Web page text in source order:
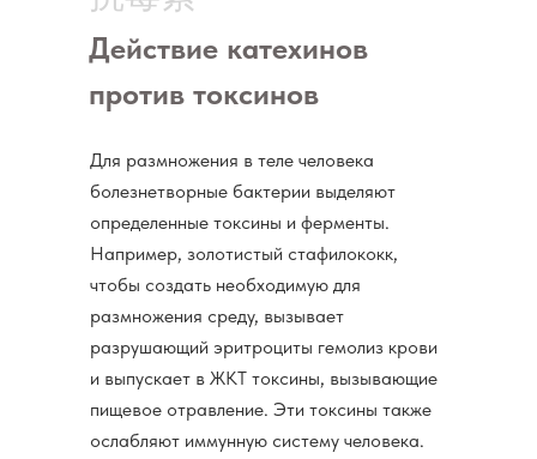
Для размножения в теле человека
болезнетворные бактерии выделяют
определенные токсины и ферменты.
Например, золотистый стафилококк,
чтобы создать необходимую для
размножения среду, вызывает
разрушающий эритроциты гемолиз крови
и выпускает в ЖКТ токсины, вызывающие
пищевое отравление. Эти токсины также
ослабляют иммунную систему человека.
Действие катехинов
против токсинов